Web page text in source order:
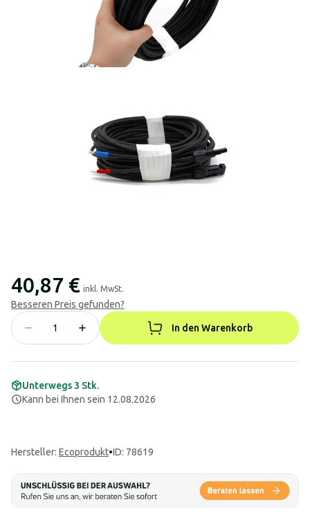
40,87 € inkl. MwSt.
Besseren Preis gefunden?
In den Warenkorb
Unterwegs 3 Stk.
Kann bei Ihnen sein 12.08.2026
Hersteller: Ecoprodukt•ID: 78619